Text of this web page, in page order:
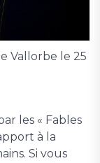
Vallorbe le 25
les « Fables
à la
Si vous